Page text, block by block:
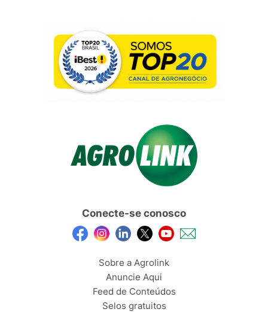
Conecte-se conosco
Sobre a Agrolink
Anuncie Aqui
Feed de Conteúdos
Selos gratuitos